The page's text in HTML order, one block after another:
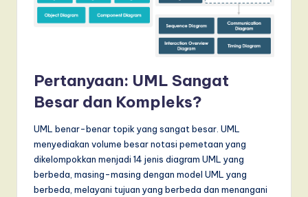
Pertanyaan: UML Sangat
Besar dan Kompleks?
UML benar-benar topik yang sangat besar. UML
menyediakan volume besar notasi pemetaan yang
dikelompokkan menjadi 14 jenis diagram UML yang
berbeda, masing-masing dengan model UML yang
berbeda, melayani tujuan yang berbeda dan menangani